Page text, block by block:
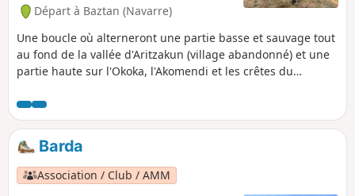
Départ à Baztan (Navarre)
Une boucle où alterneront une partie basse et sauvage tout
au fond de la vallée d'Aritzakun (village abandonné) et une
partie haute sur l'Okoka, l'Akomendi et les crêtes du
d'Itzulegi
Barda
Association / Club / AMM